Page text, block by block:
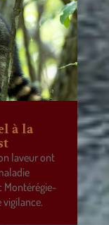
à la
laveur ont
Montérégie-